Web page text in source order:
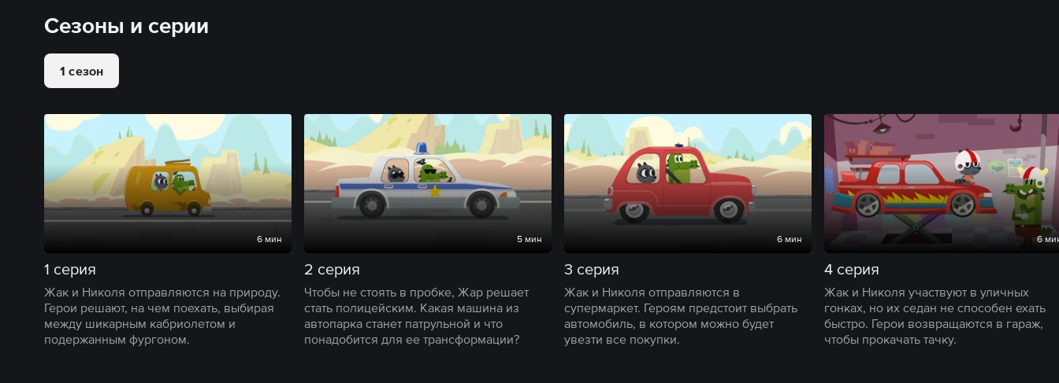
Сезоны и серии
1 сезон
6 мин
1 серия
Жак и Николя отправляются на природу.
Герои решают, на чем поехать, выбирая
между шикарным кабриолетом и
подержанным фургоном.
5 мин
2 серия
Чтобы не стоять в пробке, Жар решает
стать полицейским. Какая машина из
автопарка станет патрульной и что
понадобится для ее трансформации?
6 мин
3 серия
Жак и Николя отправляются в
супермаркет. Героям предстоит выбрать
автомобиль, в котором можно будет
увезти все покупки.
6
4 серия
Жак и Николя участвуют в уличных
гонках, но их седан не способен ехать
быстро. Герои возвращаются в гараж,
чтобы прокачать тачку.